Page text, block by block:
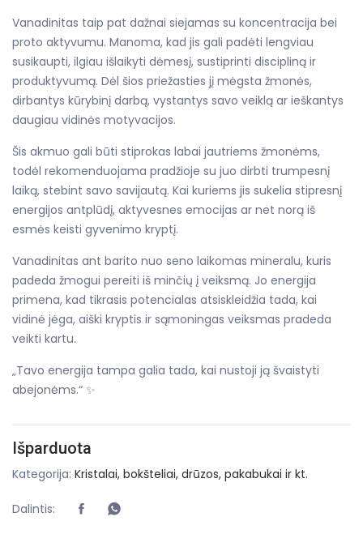
Vanadinitas taip pat dažnai siejamas su koncentracija bei
proto aktyvumu. Manoma, kad jis gali padėti lengviau
susikaupti, ilgiau išlaikyti dėmesį, sustiprinti discipliną ir
produktyvumą. Dėl šios priežasties jį mėgsta žmonės,
dirbantys kūrybinį darbą, vystantys savo veiklą ar ieškantys
daugiau vidinės motyvacijos.
Šis akmuo gali būti stiprokas labai jautriems žmonėms,
todėl rekomenduojama pradžioje su juo dirbti trumpesnį
laiką, stebint savo savijautą. Kai kuriems jis sukelia stipresnį
energijos antplūdį, aktyvesnes emocijas ar net norą iš
esmės keisti gyvenimo kryptį.
Vanadinitas ant barito nuo seno laikomas mineralu, kuris
padeda žmogui pereiti iš minčių į veiksmą. Jo energija
primena, kad tikrasis potencialas atsiskleidžia tada, kai
vidinė jėga, aiški kryptis ir sąmoningas veiksmas pradeda
veikti kartu.
„Tavo energija tampa galia tada, kai nustoji ją švaistyti
abejonėms.“ ✨
Išparduota
Kategorija: Kristalai, bokšteliai, drūzos, pakabukai ir kt.
Dalintis: